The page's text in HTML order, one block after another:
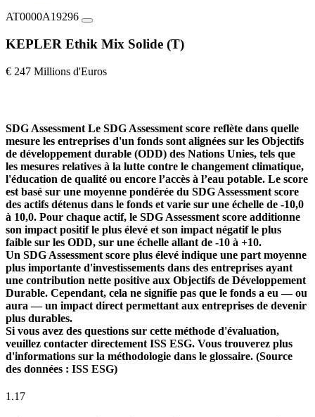
AT0000A19296
KEPLER Ethik Mix Solide (T)
€ 247 Millions d'Euros
SDG Assessment Le SDG Assessment score reflète dans quelle
mesure les entreprises d'un fonds sont alignées sur les Objectifs
de développement durable (ODD) des Nations Unies, tels que
les mesures relatives à la lutte contre le changement climatique,
l'éducation de qualité ou encore l’accès à l’eau potable. Le score
est basé sur une moyenne pondérée du SDG Assessment score
des actifs détenus dans le fonds et varie sur une échelle de -10,0
à 10,0. Pour chaque actif, le SDG Assessment score additionne
son impact positif le plus élevé et son impact négatif le plus
faible sur les ODD, sur une échelle allant de -10 à +10.
Un SDG Assessment score plus élevé indique une part moyenne
plus importante d'investissements dans des entreprises ayant
une contribution nette positive aux Objectifs de Développement
Durable. Cependant, cela ne signifie pas que le fonds a eu — ou
aura — un impact direct permettant aux entreprises de devenir
plus durables.
Si vous avez des questions sur cette méthode d'évaluation,
veuillez contacter directement ISS ESG. Vous trouverez plus
d'informations sur la méthodologie dans le glossaire. (Source
des données : ISS ESG)
1.17